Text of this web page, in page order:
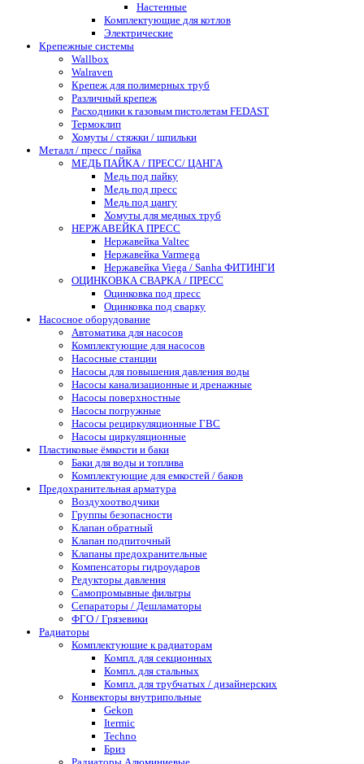
Настенные
Комплектующие для котлов
Электрические
Крепежные системы
Wallbox
Walraven
Крепеж для полимерных труб
Различный крепеж
Расходники к газовым пистолетам FEDAST
Термоклип
Хомуты / стяжки / шпильки
Металл / пресс / пайка
МЕДЬ ПАЙКА / ПРЕСС/ ЦАНГА
Медь под пайку
Медь под пресс
Медь под цангу
Хомуты для медных труб
НЕРЖАВЕЙКА ПРЕСС
Нержавейка Valtec
Нержавейка Varmega
Нержавейка Viega / Sanha ФИТИНГИ
ОЦИНКОВКА СВАРКА / ПРЕСС
Оцинковка под пресс
Оцинковка под сварку
Насосное оборудование
Автоматика для насосов
Комплектующие для насосов
Насосные станции
Насосы для повышения давления воды
Насосы канализационные и дренажные
Насосы поверхностные
Насосы погружные
Насосы рециркуляционные ГВС
Насосы циркуляционные
Пластиковые ёмкости и баки
Баки для воды и топлива
Комплектующие для емкостей / баков
Предохранительная арматура
Воздухоотводчики
Группы безопасности
Клапан обратный
Клапан подпиточный
Клапаны предохранительные
Компенсаторы гидроударов
Редукторы давления
Самопромывные фильтры
Сепараторы / Дешламаторы
ФГО / Грязевики
Радиаторы
Комплектующие к радиаторам
Компл. для секционных
Компл. для стальных
Компл. для трубчатых / дизайнерских
Конвекторы внутрипольные
Gekon
Itermic
Techno
Бриз